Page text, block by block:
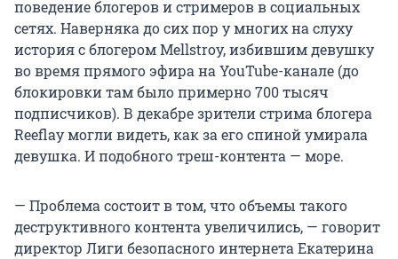
поведение блогеров и стримеров в социальных
сетях. Наверняка до сих пор у многих на слуху
история с блогером Mellstroy, избившим девушку
во время прямого эфира на YouTube-канале (до
блокировки там было примерно 700 тысяч
подписчиков). В декабре зрители стрима блогера
Reeflay могли видеть, как за его спиной умирала
девушка. И подобного треш-контента — море.
— Проблема состоит в том, что объемы такого
деструктивного контента увеличились, — говорит
директор Лиги безопасного интернета Екатерина